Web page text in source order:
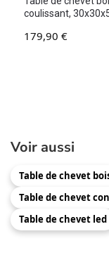
coulissant,
179,90 €
Voir aussi
Table de chevet
Table de chevet
Table de chevet led